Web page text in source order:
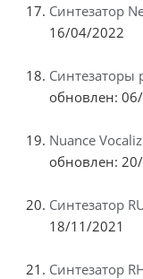
Синтезатор
16/04/2022
Синтезаторы
обновлен:
Nuance
обновлен:
Синтезатор
18/11/2021
Синтезатор